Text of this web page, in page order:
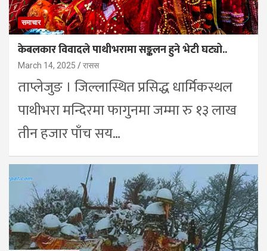
समाचार
केबलकार विवादले पाथीभरामा सङ्कलन हुने भेटी घट्यो..
March 14, 2025 रासस
ताप्लेजुङ । जिल्लास्थित प्रसिद्ध धार्मिकस्थल
पाथीभरा मन्दिरमा फागुनमा जम्मा रु १३ लाख
तीन हजार पाँच सय…